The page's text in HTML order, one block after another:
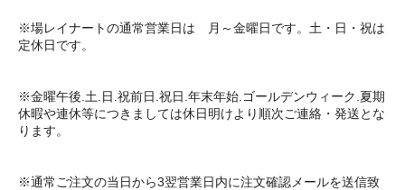
※場レイナートの通常営業日は 月～金曜日です。土・日・祝は
定休日です。
※金曜午後.土.日.祝前日.祝日.年末年始.ゴールデンウィーク.夏期
休暇や連休等につきましては休日明けより順次ご連絡・発送とな
ります。
※通常ご注文の当日から3翌営業日内に注文確認メールを送信致